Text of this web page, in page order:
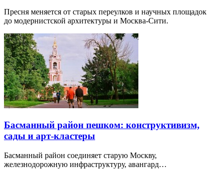
Пресня меняется от старых переулков и научных площадок
до модернистской архитектуры и Москва-Сити.
Басманный район пешком: конструктивизм,
сады и арт-кластеры
Басманный район соединяет старую Москву,
железнодорожную инфраструктуру, авангард…